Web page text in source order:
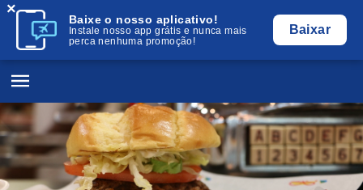
Baixe o nosso aplicativo!
Instale nosso app grátis e nunca mais
perca nenhuma promoção!
Baixar
×